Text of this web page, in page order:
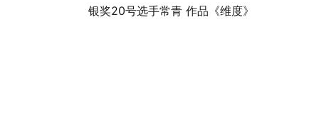
银奖20号选手常青 作品《维度》